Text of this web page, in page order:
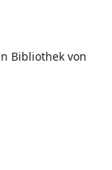
Bibliothek von